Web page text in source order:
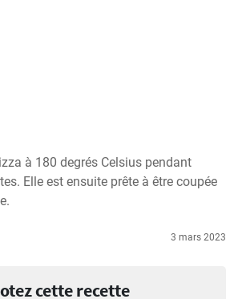
à 180 degrés Celsius pendant
Elle est ensuite prête à être coupée
3 mars 2023
cette recette